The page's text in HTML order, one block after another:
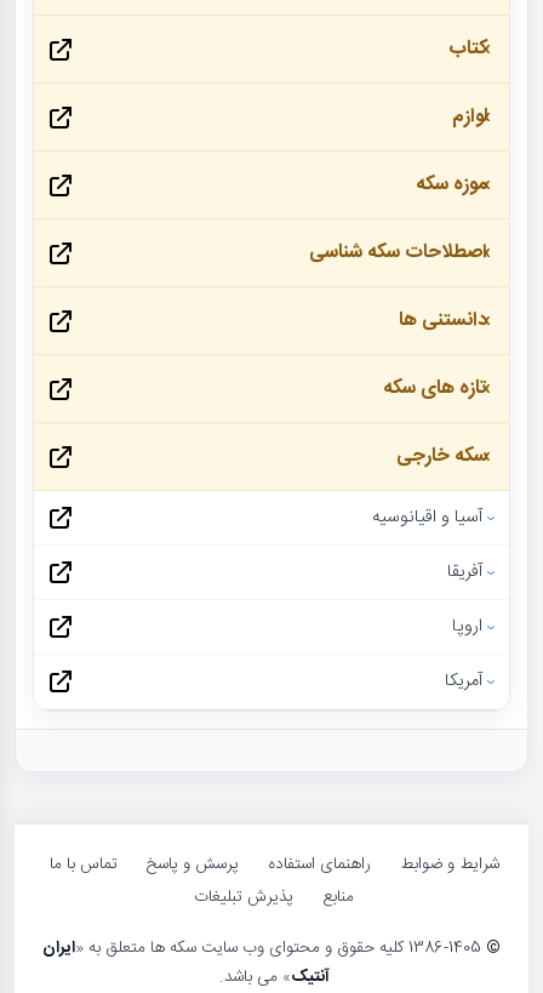
کتاب
لوازم
موزه سکه
اصطلاحات سکه شناسی
دانستنی ها
تازه های سکه
سکه خارجی
آسیا و اقیانوسیه
آفریقا
اروپا
آمریکا
شرایط و ضوابط راهنمای استفاده پرسش و پاسخ
تماس با ما
منابع
پذیرش تبلیغات
©
ایران
آنتیک» می باشد.